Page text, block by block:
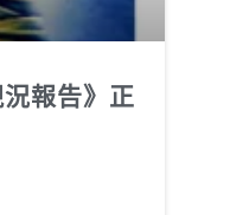
報告》正